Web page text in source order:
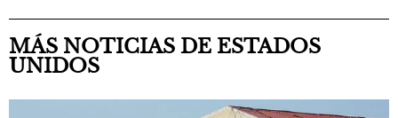
MÁS NOTICIAS DE ESTADOS
UNIDOS